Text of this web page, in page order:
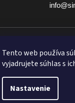
Tento web používa
vyjadrujete súhlas s
Nastavenie
Široký sortiment